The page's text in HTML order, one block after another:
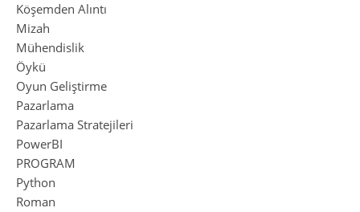
Köşemden Alıntı
Mizah
Mühendislik
Öykü
Oyun Geliştirme
Pazarlama
Pazarlama Stratejileri
PowerBI
PROGRAM
Python
Roman